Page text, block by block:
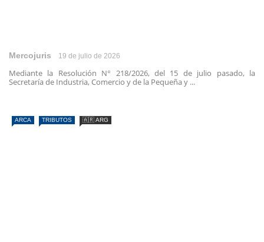
Mercojuris 19 de julio de 2026
Mediante la Resolución N° 218/2026, del 15 de julio pasado, la
Secretaría de Industria, Comercio y de la Pequeña y ...
ARCA TRIBUTOS 🇦🇷 ARG